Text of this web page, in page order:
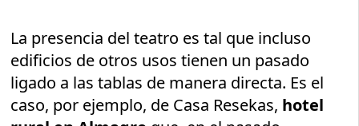
La presencia del teatro es tal que incluso
edificios de otros usos tienen un pasado
ligado a las tablas de manera directa. Es el
caso, por ejemplo, de Casa Resekas, hotel